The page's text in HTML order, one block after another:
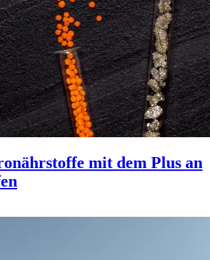
mit dem Plus an